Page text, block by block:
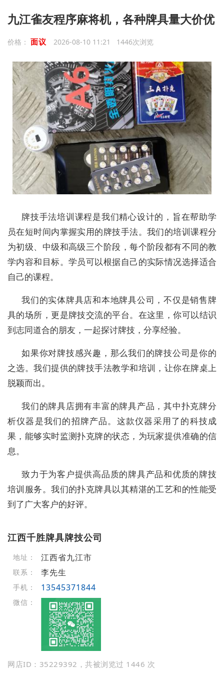
九江雀友程序麻将机，各种牌具量大价优
价格： 面议 2026-08-10 11:21 1446次浏览
牌技手法培训课程是我们精心设计的，旨在帮助学
员在短时间内掌握实用的牌技手法。我们的培训课程分
为初级、中级和高级三个阶段，每个阶段都有不同的教
学内容和目标。学员可以根据自己的实际情况选择适合
自己的课程。
我们的实体牌具店和本地牌具公司，不仅是销售牌
具的场所，更是牌技交流的平台。在这里，你可以结识
到志同道合的朋友，一起探讨牌技，分享经验。
如果你对牌技感兴趣，那么我们的牌技公司是你的
之选。我们提供的牌技手法教学和培训，让你在牌桌上
脱颖而出。
我们的牌具店拥有丰富的牌具产品，其中扑克牌分
析仪器是我们的招牌产品。这款仪器采用了的科技成
果，能够实时监测扑克牌的状态，为玩家提供准确的信
息。
致力于为客户提供高品质的牌具产品和优质的牌技
培训服务。我们的扑克牌具以其精湛的工艺和的性能受
到了广大客户的好评。
江西千胜牌具牌技公司
地址： 江西省九江市
联系： 李先生
手机： 13545371844
微信：
网店ID：35229392，共被浏览过 1446 次